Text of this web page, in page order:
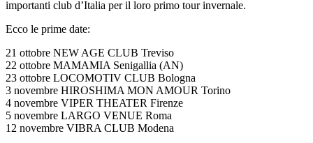
importanti club d’Italia per il loro primo tour invernale.
Ecco le prime date:
21 ottobre NEW AGE CLUB Treviso
22 ottobre MAMAMIA Senigallia (AN)
23 ottobre LOCOMOTIV CLUB Bologna
3 novembre HIROSHIMA MON AMOUR Torino
4 novembre VIPER THEATER Firenze
5 novembre LARGO VENUE Roma
12 novembre VIBRA CLUB Modena